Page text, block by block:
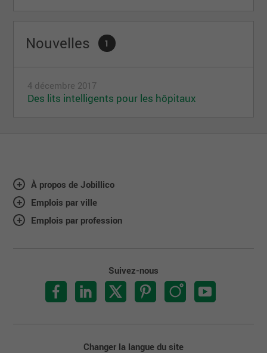
Nouvelles 1
4 décembre 2017
Des lits intelligents pour les hôpitaux
À propos de Jobillico
Emplois par ville
Emplois par profession
Suivez-nous
Changer la langue du site